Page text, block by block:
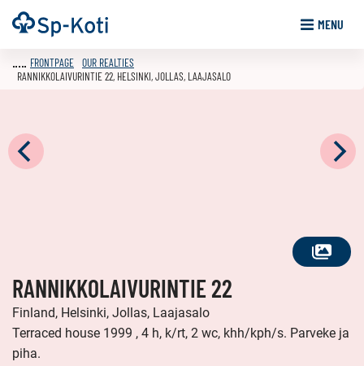
Go
to
Frontpage MENU
SEE
FRONTPAGE OUR REALTIES
RANNIKKOLAIVURINTIE 22, HELSINKI, JOLLAS, LAAJASALO
RANNIKKOLAIVURINTIE 22
Finland, Helsinki, Jollas, Laajasalo
Terraced house 1999 , 4 h, k/rt, 2 wc, khh/kph/s. Parveke ja
piha.